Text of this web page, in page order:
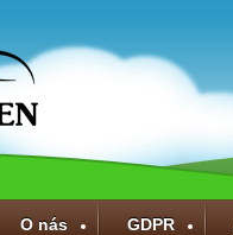
O nás GDPR